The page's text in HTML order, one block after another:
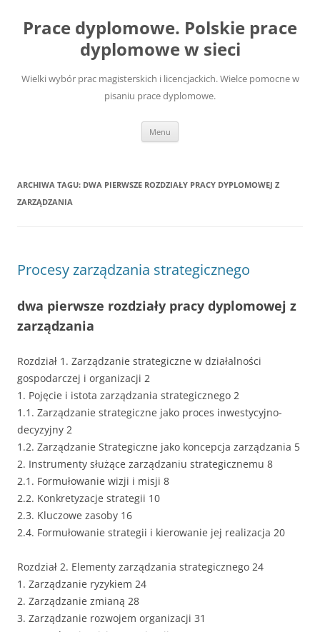
treści
Prace dyplomowe. Polskie prace
dyplomowe w sieci
Wielki wybór prac magisterskich i licencjackich. Wielce pomocne w
pisaniu prace dyplomowe.
Menu
ARCHIWA TAGU: DWA PIERWSZE ROZDZIAŁY PRACY DYPLOMOWEJ Z
ZARZĄDZANIA
Procesy zarządzania strategicznego
dwa pierwsze rozdziały pracy dyplomowej z
zarządzania
Rozdział 1. Zarządzanie strategiczne w działalności
gospodarczej i organizacji 2
1. Pojęcie i istota zarządzania strategicznego 2
1.1. Zarządzanie strategiczne jako proces inwestycyjno-
decyzyjny 2
1.2. Zarządzanie Strategiczne jako koncepcja zarządzania 5
2. Instrumenty służące zarządzaniu strategicznemu 8
2.1. Formułowanie wizji i misji 8
2.2. Konkretyzacje strategii 10
2.3. Kluczowe zasoby 16
2.4. Formułowanie strategii i kierowanie jej realizacja 20
Rozdział 2. Elementy zarządzania strategicznego 24
1. Zarządzanie ryzykiem 24
2. Zarządzanie zmianą 28
3. Zarządzanie rozwojem organizacji 31